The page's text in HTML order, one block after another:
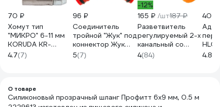
70 ₽
Хомут тип
"МИКРО" 6-11 мм
KORUDA KR-
H55007 134627
134627
4.7(7)
96 ₽
Соединитель
тройной "Жук" под
коннектор Жук
4630035330856
5(7)
-12%
165 ₽ /шт187 ₽
Разветвитель
регулируемый 2-х
канальный со
штуцерами Вихрь
73/7/2/23
4(84)
40 ₽
4.8
О товаре
Силиконовый прозрачный шланг Профитт 6x9 мм, 0.5 м